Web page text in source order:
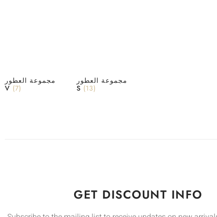
مجموعة العطور
V (7)
مجموعة العطور
S (13)
GET DISCOUNT INFO